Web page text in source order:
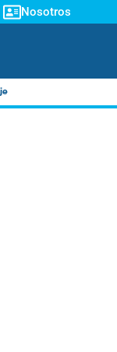
Nosotros